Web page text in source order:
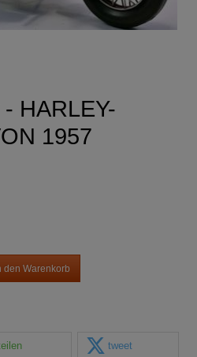
HARLEY-
1957
den Warenkorb
tweet